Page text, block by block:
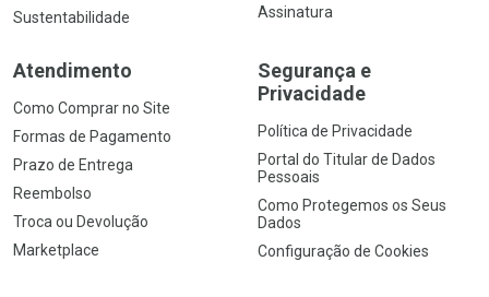
Sustentabilidade
Assinatura
Atendimento
Como Comprar no Site
Formas de Pagamento
Prazo de Entrega
Reembolso
Troca ou Devolução
Marketplace
Segurança e
Privacidade
Política de Privacidade
Portal do Titular de Dados
Pessoais
Como Protegemos os Seus
Dados
Configuração de Cookies